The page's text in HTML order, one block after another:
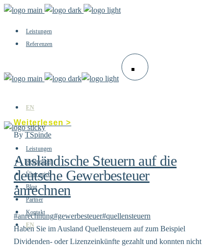
Leistungen
Referenzen
Partner
EN
Leistungen
Referenzen
Über mich
Blog
Partner
Kontakt
EN
Ausländische Steuern auf die
deutsche Gewerbesteuer
anrechnen
#anrechnung#gewerbesteuer#quellensteuern
Haben Sie im Ausland Quellensteuern auf zum Beispiel
Dividenden- oder Lizenzeinkünfte gezahlt und konnten nicht
By TSpinde